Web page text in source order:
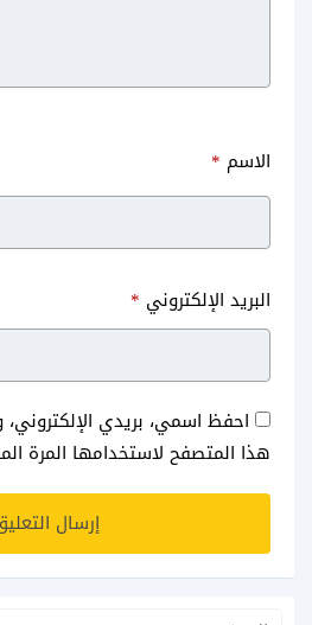
الاسم *
البريد الإلكتروني *
احفظ اسمي، بريدي
هذا المتصفح لاستخدامها المرة